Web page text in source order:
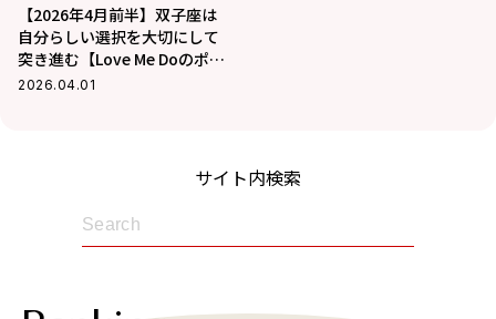
【2026年4月前半】双子座は
自分らしい選択を大切にして
突き進む【Love Me Doのポジ
ティブ星座占い】
2026.04.01
サイト内検索